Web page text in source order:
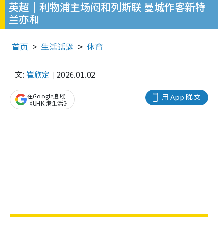
英超｜利物浦主场闷和列斯联 曼城作客新特
兰亦和
首页 生活话题 体育
文: 崔欣定 2026.01.02
用 App 睇文
在Google追蹤
《UHK 港生活》